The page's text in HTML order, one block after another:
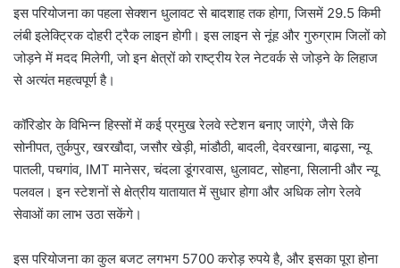
इस परियोजना का पहला सेक्शन धुलावट से बादशाह तक होगा, जिसमें 29.5 किमी
लंबी इलेक्ट्रिक दोहरी ट्रैक लाइन होगी। इस लाइन से नूंह और गुरुग्राम जिलों को
जोड़ने में मदद मिलेगी, जो इन क्षेत्रों को राष्ट्रीय रेल नेटवर्क से जोड़ने के लिहाज
से अत्यंत महत्वपूर्ण है।
कॉरिडोर के विभिन्न हिस्सों में कई प्रमुख रेलवे स्टेशन बनाए जाएंगे, जैसे कि
सोनीपत, तुर्कपुर, खरखौदा, जसौर खेड़ी, मांडौठी, बादली, देवरखाना, बाढ़सा, न्यू
पातली, पचगांव, IMT मानेसर, चंदला डूंगरवास, धुलावट, सोहना, सिलानी और न्यू
पलवल। इन स्टेशनों से क्षेत्रीय यातायात में सुधार होगा और अधिक लोग रेलवे
सेवाओं का लाभ उठा सकेंगे।
इस परियोजना का कुल बजट लगभग 5700 करोड़ रुपये है, और इसका पूरा होना